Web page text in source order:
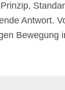
Antwort.
Bewegung